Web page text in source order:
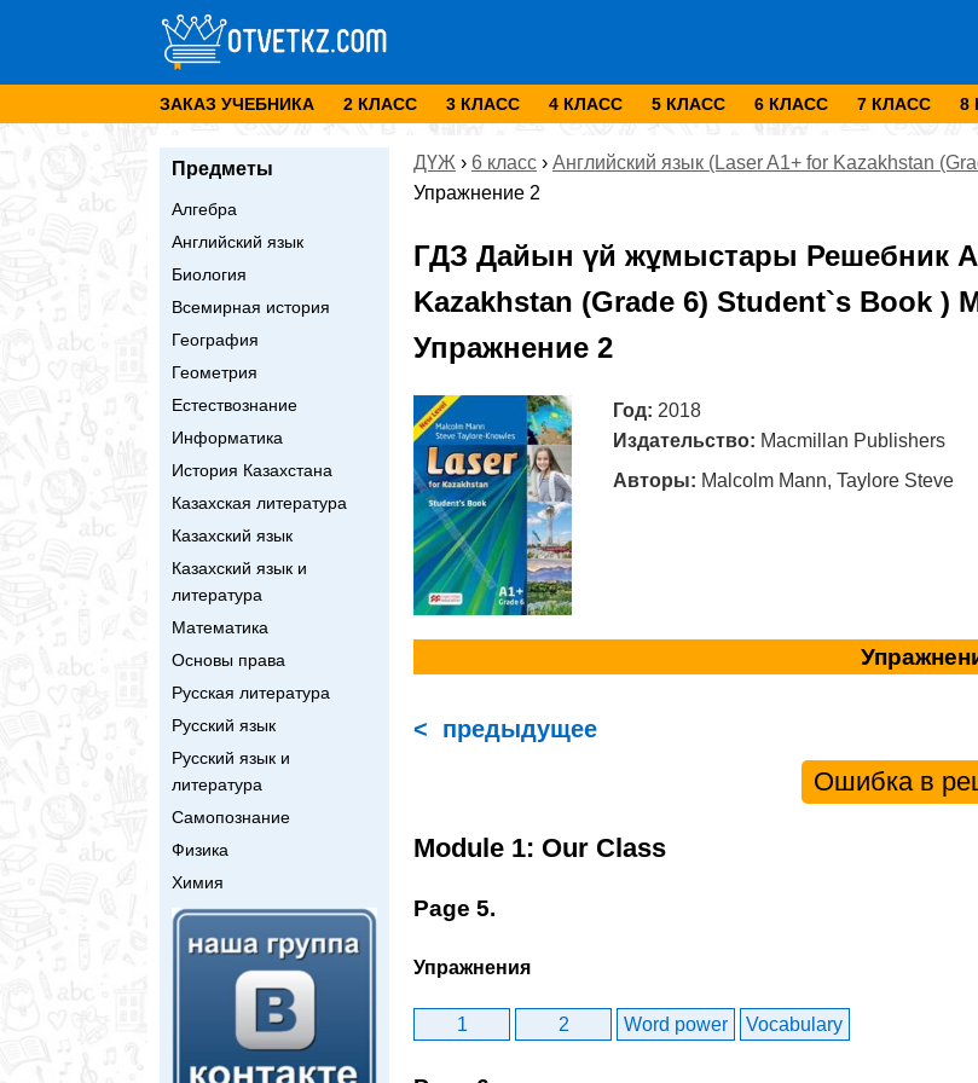
ЗАКАЗ УЧЕБНИКА 2 КЛАСС 3 КЛАСС 4 КЛАСС 5 КЛАСС 6 КЛАСС 7 КЛАСС 8
Предметы
Алгебра
Английский язык
Биология
Всемирная история
География
Геометрия
Естествознание
Информатика
История Казахстана
Казахская литература
Казахский язык
Казахский язык и
литература
Математика
Основы права
Русская литература
Русский язык
Русский язык и
литература
Самопознание
Физика
Химия
ДҮЖ › 6 класс › Английский язык (Laser A1+ for Kazakhstan
Упражнение 2
ГДЗ Дайын үй жұмыстары Решебник
Kazakhstan (Grade 6) Student`s Book )
Упражнение 2
Год: 2018
Издательство: Macmillan Publishers
Авторы: Malcolm Mann, Taylore Steve
< предыдущее
Ошибка в
Module 1: Our Class
Page 5.
Упражнения
1 2 Word power Vocabulary